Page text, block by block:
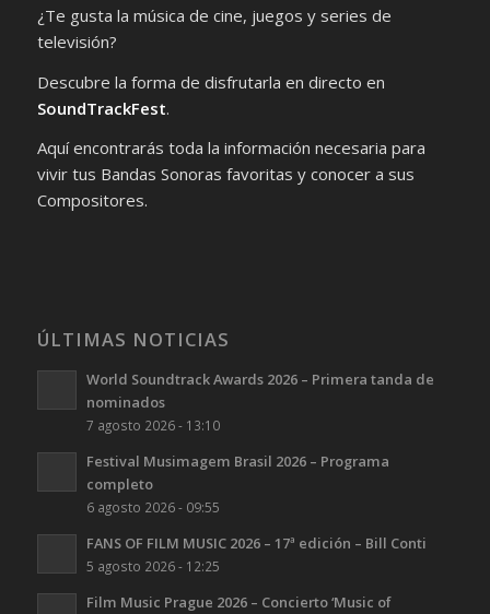
¿Te gusta la música de cine, juegos y series de
televisión?
Descubre la forma de disfrutarla en directo en
SoundTrackFest.
Aquí encontrarás toda la información necesaria para
vivir tus Bandas Sonoras favoritas y conocer a sus
Compositores.
ÚLTIMAS NOTICIAS
World Soundtrack Awards 2026 – Primera tanda de
nominados
7 agosto 2026 - 13:10
Festival Musimagem Brasil 2026 – Programa
completo
6 agosto 2026 - 09:55
FANS OF FILM MUSIC 2026 – 17ª edición – Bill Conti
5 agosto 2026 - 12:25
Film Music Prague 2026 – Concierto ‘Music of